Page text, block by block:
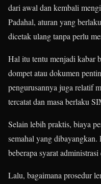
dari awal dan kembali
Padahal, aturan yang
dicetak ulang tanpa perlu
Hal itu tentu menjadi kabar
dompet atau dokumen
pengurusannya juga relatif
tercatat dan masa berlaku
Selain lebih praktis, biaya
semahal yang dibayangkan.
beberapa syarat
Lalu, bagaimana prosedur